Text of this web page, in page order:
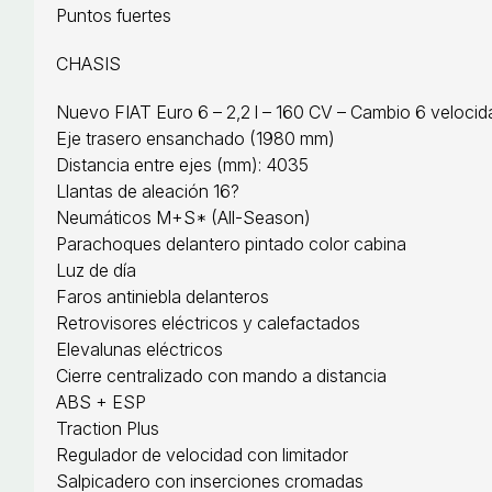
Puntos fuertes
CHASIS
Nuevo FIAT Euro 6 – 2,2 l – 160 CV – Cambio 6
Eje trasero ensanchado (1980 mm)
Distancia entre ejes (mm): 4035
Llantas de aleación 16?
Neumáticos M+S* (All-Season)
Parachoques delantero pintado color cabina
Luz de día
Faros antiniebla delanteros
Retrovisores eléctricos y calefactados
Elevalunas eléctricos
Cierre centralizado con mando a distancia
ABS + ESP
Traction Plus
Regulador de velocidad con limitador
Salpicadero con inserciones cromadas